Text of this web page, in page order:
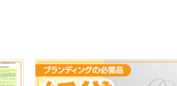
たデザイン塾で講師を務めており、
ズを的確に捉え、デザイナーとして